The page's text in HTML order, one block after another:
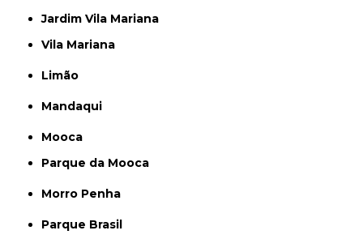
Jardim Vila Mariana
Vila Mariana
Limão
Mandaqui
Mooca
Parque da Mooca
Morro Penha
Parque Brasil